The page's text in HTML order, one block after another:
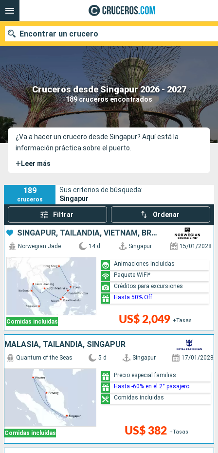
Cruceros desde Singapur 2026 - 2027
189 cruceros encontrados
Encontrar un crucero
Nuestros destinos
Fecha de salida
Puertos Compañías
¿Va a hacer un crucero desde Singapur? Aquí está la
información práctica sobre el puerto.
+ Leer más
189
cruceros
Sus criterios de búsqueda:
Singapur
Filtrar Ordenar
SINGAPUR, TAILANDIA, VIETNAM, BRUNEI, MALASIA, FILIPINAS, CHINA
Comidas incluidas
Norwegian Jade 14 d Singapur 15/01/2028
US$ 2,049 +Tasas
Animaciones Incluidas
Paquete WiFi*
Créditos para excursiones
Hasta 50% Off
MALASIA, TAILANDIA, SINGAPUR
Comidas incluidas
Quantum of the Seas 5 d Singapur 17/01/2028
US$ 382 +Tasas
Precio especial familias
Hasta -60% en el 2° pasajero
Comidas incluidas